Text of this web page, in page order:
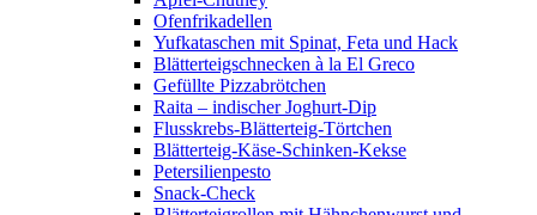
Ofenfrikadellen
Yufkataschen mit Spinat, Feta und Hack
Blätterteigschnecken à la El Greco
Gefüllte Pizzabrötchen
Raita – indischer Joghurt-Dip
Flusskrebs-Blätterteig-Törtchen
Blätterteig-Käse-Schinken-Kekse
Petersilienpesto
Snack-Check